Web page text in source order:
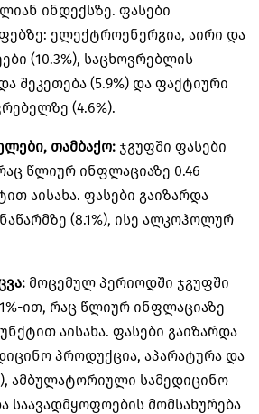
ინდექსზე. ფასები
ელექტროენერგია, აირი და
(10.3%), საცხოვრებლის
შეკეთება (5.9%) და ფაქტიური
(4.6%).
თამბაქო: ჯგუფში ფასები
წლიურ ინფლაციაზე 0.46
აისახა. ფასები გაიზარდა
(8.1%), ისე ალკოჰოლურ
მოცემულ პერიოდში ჯგუფში
ით, რაც წლიურ ინფლაციაზე
აისახა. ფასები გაიზარდა
პროდუქცია, აპარატურა და
ამბულატორიული სამედიცინო
საავადმყოფოების მომსახურება